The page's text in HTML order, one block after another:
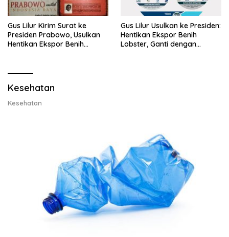
Gus Lilur Kirim Surat ke
Presiden Prabowo, Usulkan
Hentikan Ekspor Benih
Gus Lilur Usulkan ke Presiden:
Hentikan Ekspor Benih
Lobster, Ganti dengan
Kesehatan
Kesehatan